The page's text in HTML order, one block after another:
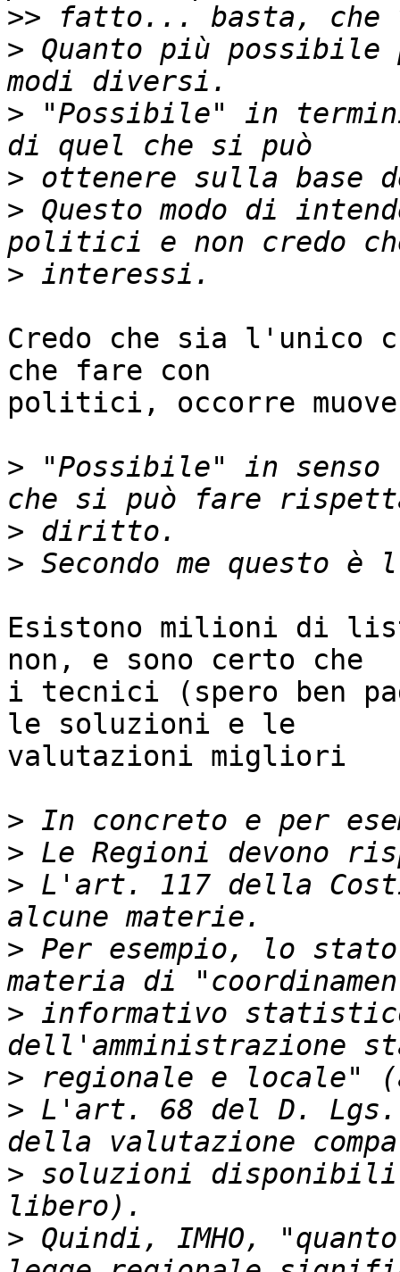
>>
> Quanto più possibile
> "Possibile" in
>
> Questo modo di
>
Credo che sia l'unico
che fare con
politici, occorre
> "Possibile" in senso
>
>
Esistono milioni di
non, e sono certo che
i tecnici (spero ben
le soluzioni e le
valutazioni migliori
>
>
> L'art. 117 della
> Per esempio, lo
> informativo
>
> L'art. 68 del D. Lgs.
> soluzioni
> Quindi, IMHO,